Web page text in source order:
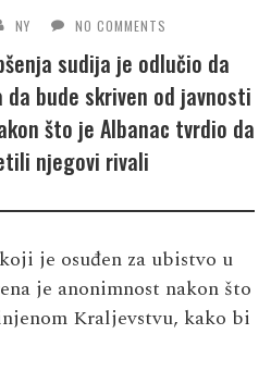
NY NO COMMENTS
sudija je odlučio da
bude skriven od javnosti
što je Albanac tvrdio da
njegovi rivali
je osuđen za ubistvo u
je anonimnost nakon što
Kraljevstvu, kako bi